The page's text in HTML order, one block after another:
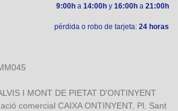
9:00h a 14:00h y 16:00h a 21:00h
pérdida o robo de tarjeta: 24 horas
I MONT DE PIETAT D'ONTINYENT
comercial CAIXA ONTINYENT, Pl. Sant